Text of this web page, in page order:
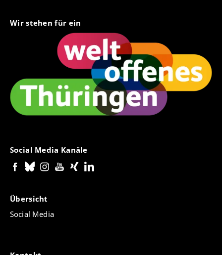
Wir stehen für ein
Social Media Kanäle
Übersicht
Social Media